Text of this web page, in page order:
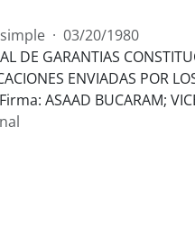
· 03/20/1980
DE GARANTIAS
ENVIADAS POR
ASAAD BUCARAM;